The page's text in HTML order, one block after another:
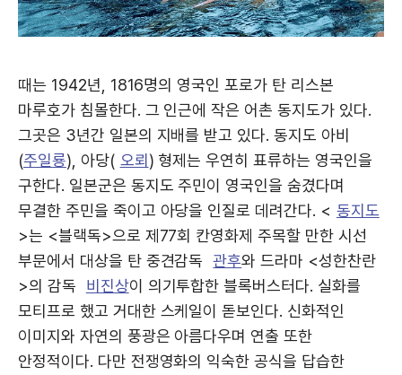
때는 1942년, 1816명의 영국인 포로가 탄 리스본
마루호가 침몰한다. 그 인근에 작은 어촌 동지도가 있다.
그곳은 3년간 일본의 지배를 받고 있다. 동지도 아비
(주일룡), 아당( 오뢰) 형제는 우연히 표류하는 영국인을
구한다. 일본군은 동지도 주민이 영국인을 숨겼다며
무결한 주민을 죽이고 아당을 인질로 데려간다. < 동지도
>는 <블랙독>으로 제77회 칸영화제 주목할 만한 시선
부문에서 대상을 탄 중견감독 관후와 드라마 <성한찬란
>의 감독
비진상이 의기투합한 블록버스터다. 실화를
모티프로 했고 거대한 스케일이 돋보인다. 신화적인
이미지와 자연의 풍광은 아름다우며 연출 또한
안정적이다. 다만 전쟁영화의 익숙한 공식을 답습한